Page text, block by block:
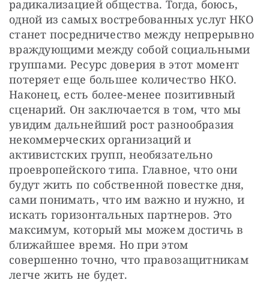
радикализацией общества. Тогда, боюсь,
одной из самых востребованных услуг НКО
станет посредничество между непрерывно
враждующими между собой социальными
группами. Ресурс доверия в этот момент
потеряет еще большее количество НКО.
Наконец, есть более-менее позитивный
сценарий. Он заключается в том, что мы
увидим дальнейший рост разнообразия
некоммерческих организаций и
активистских групп, необязательно
проевропейского типа. Главное, что они
будут жить по собственной повестке дня,
сами понимать, что им важно и нужно, и
искать горизонтальных партнеров. Это
максимум, который мы можем достичь в
ближайшее время. Но при этом
совершенно точно, что правозащитникам
легче жить не будет.